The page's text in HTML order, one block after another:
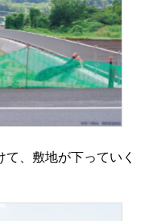
、敷地が下っていく